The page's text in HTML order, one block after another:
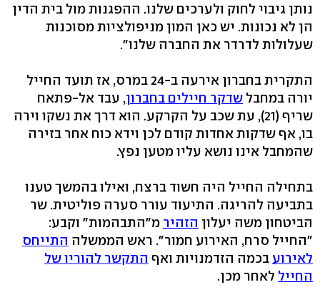
נותן גיבוי לחוק ולערכים שלנו. ההפגנות מול בית הדין
הן לא נכונות. יש כאן המון מניפולציות מסוכנות
שעלולות לדרדר את החברה שלנו".
התקרית בחברון אירעה ב-24 במרס, אז תועד החייל
יורה במחבל שדקר חיילים בחברון, עבד אל-פתאח
שריף (21), עת שכב על הקרקע. הוא דרך את נשקו וירה
בו, אף שדקות אחדות קודם לכן וידא כוח אחר בזירה
שהמחבל אינו נושא עליו מטען נפץ.
בתחילה החייל היה חשוד ברצח, ואילו בהמשך טענו
בתביעה להריגה. התיעוד עורר סערה פוליטית. שר
הביטחון משה יעלון הזהיר מ"התבהמות" וקבע:
"החייל סרח, האירוע חמור". ראש הממשלה התייחס
לאירוע בכמה הזדמנויות ואף התקשר להוריו של
החייל לאחר מכן.